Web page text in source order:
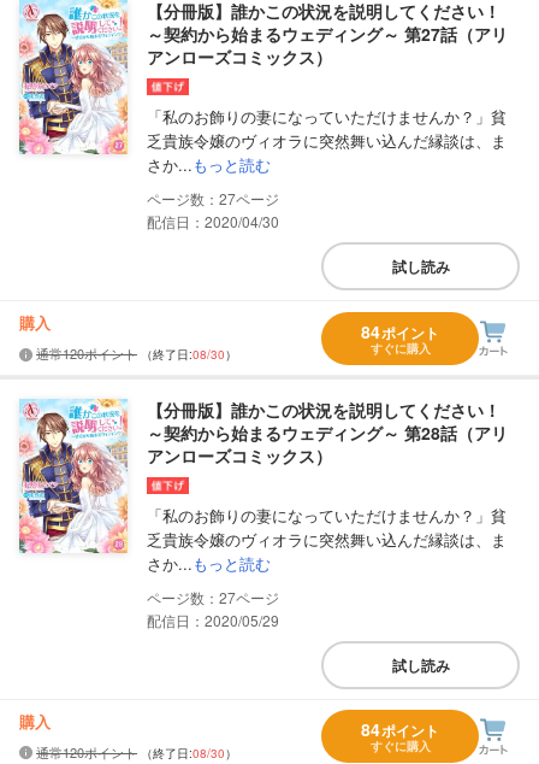
【分冊版】誰かこの状況を説明してください！
～契約から始まるウェディング～ 第27話（アリ
アンローズコミックス）
「私のお飾りの妻になっていただけませんか？」貧
乏貴族令嬢のヴィオラに突然舞い込んだ縁談は、ま
さか...もっと読む
27
配信日：2020/04/30
試し読み
購入
通常120ポイント （終了日:08/30）
84ポイント
すぐに購入
【分冊版】誰かこの状況を説明してください！
～契約から始まるウェディング～ 第28話（アリ
アンローズコミックス）
「私のお飾りの妻になっていただけませんか？」貧
乏貴族令嬢のヴィオラに突然舞い込んだ縁談は、ま
さか...もっと読む
27
配信日：2020/05/29
試し読み
購入
通常120ポイント （終了日:08/30）
84ポイント
すぐに購入